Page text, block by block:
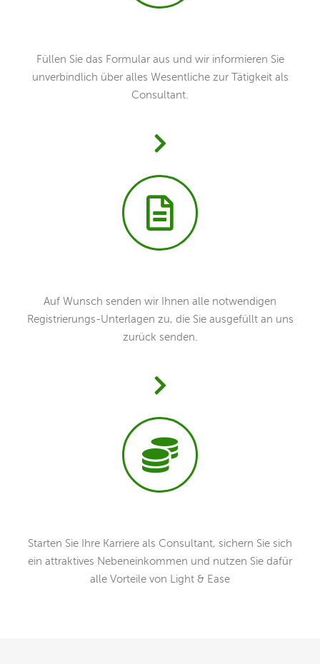
Füllen Sie das Formular aus und wir informieren Sie
unverbindlich über alles Wesentliche zur Tätigkeit als
Consultant.
Auf Wunsch senden wir Ihnen alle notwendigen
Registrierungs-Unterlagen zu, die Sie ausgefüllt an uns
zurück senden.
Starten Sie Ihre Karriere als Consultant, sichern Sie sich
ein attraktives Nebeneinkommen und nutzen Sie dafür
alle Vorteile von Light & Ease